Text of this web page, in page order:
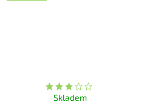
Skladem